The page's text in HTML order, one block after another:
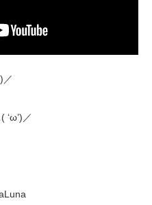
／
‘ω’)／